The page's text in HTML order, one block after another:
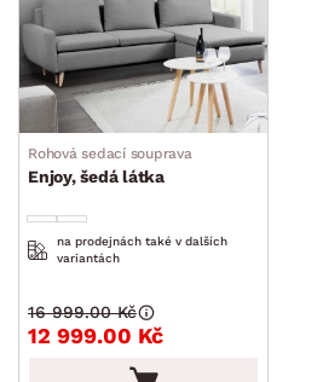
Rohová sedací souprava
Enjoy, šedá látka
na prodejnách také v dalších
variantách
12 999.00 Kč
16 999.00 Kč